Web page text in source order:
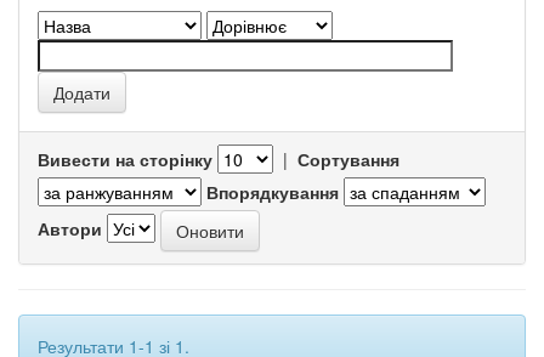
Вивести на сторінку | Сортування
Впорядкування
Автори
Результати 1-1 зі 1.